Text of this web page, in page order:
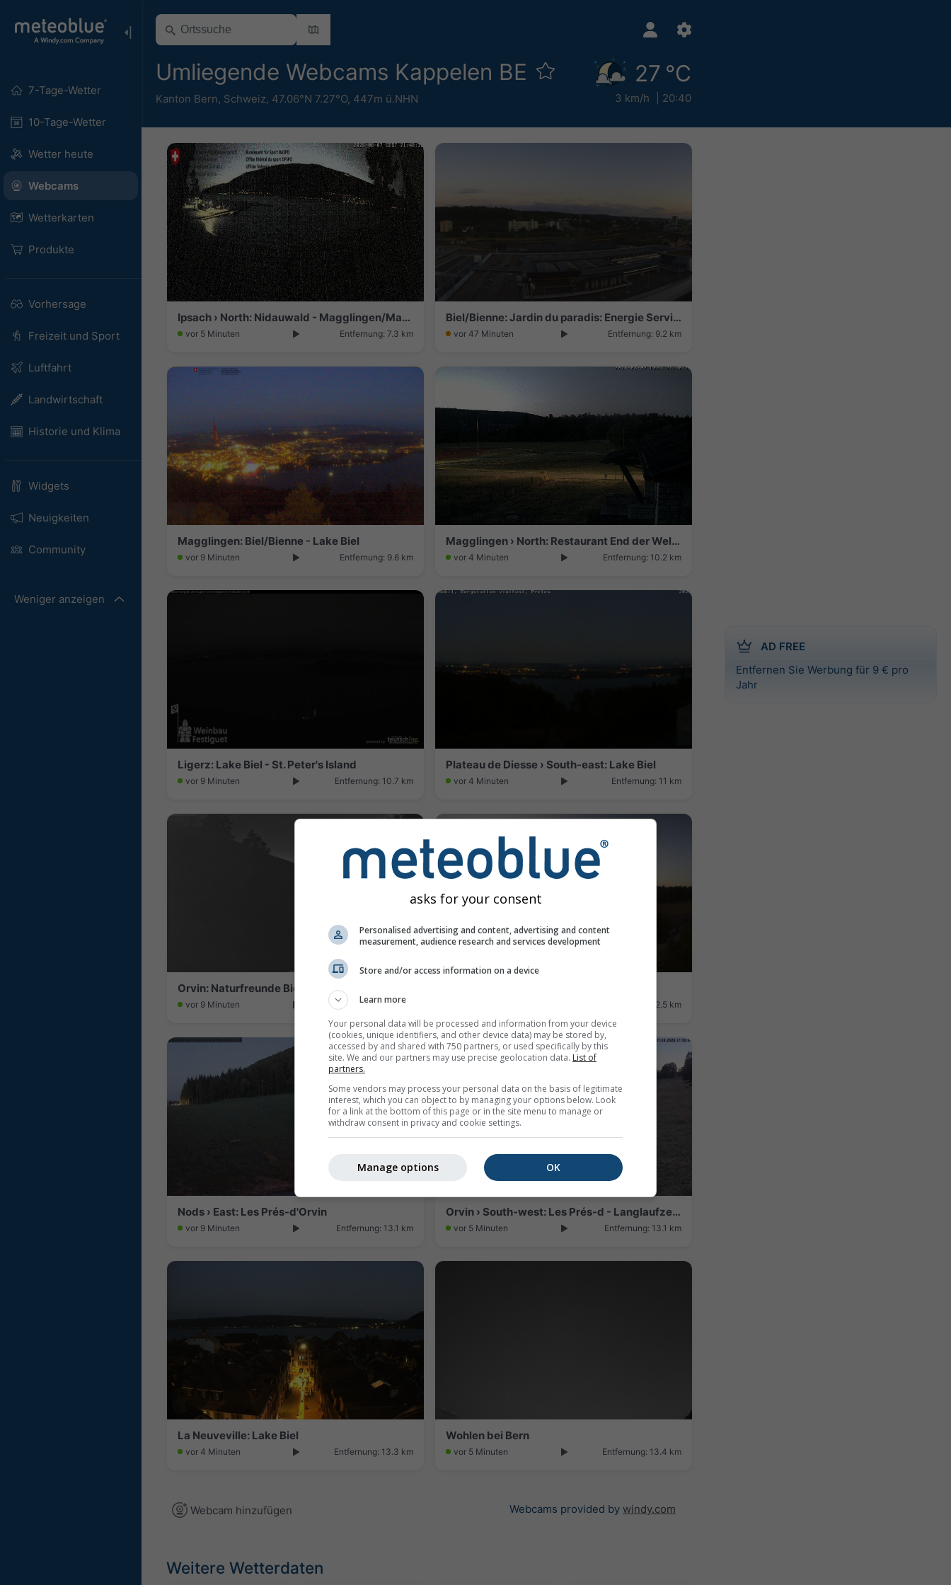
7-Tage-Wetter
10-Tage-Wetter
Wetter heute
Webcams
Wetterkarten
Produkte
Vorhersage
Freizeit und Sport
Luftfahrt
Landwirtschaft
Historie und Klima
Widgets
Neuigkeiten
Community
Weniger anzeigen
Umliegende Webcams Kappelen BE
Kanton Bern, Schweiz, 47.06°N 7.27°O, 447m ü.NHN
27 °C
3 km/h 20:40
AD FREE
Entfernen Sie Werbung für 9 € pro
Jahr
Ipsach › North: Nidauwald - Magglingen/Macolin - Lake Biel
vor 5 Minuten Entfernung: 7.3 km
Biel/Bienne: Jardin du paradis: Energie Service Biel
vor 47 Minuten Entfernung: 9.2 km
Magglingen: Biel/Bienne - Lake Biel
vor 9 Minuten Entfernung: 9.6 km
Magglingen › North: Restaurant End der Welt - Sports facility "End of the World" BASPO
vor 4 Minuten Entfernung: 10.2 km
Ligerz: Lake Biel - St. Peter's Island
vor 9 Minuten Entfernung: 10.7 km
Plateau de Diesse › South-east: Lake Biel
vor 4 Minuten Entfernung: 11 km
Orvin: Naturfreunde Biel
vor 9 Minuten Entfernung: 12.2 km Entfernung: 12.5 km
Nods › East: Les Prés-d'Orvin
vor 9 Minuten Entfernung: 13.1 km
Orvin › South-west: Les Prés-d - Langlaufzentrum: Langlaufzentrum Les Prés-d
vor 5 Minuten Entfernung: 13.1 km
La Neuveville: Lake Biel
vor 4 Minuten Entfernung: 13.3 km
Wohlen bei Bern
vor 5 Minuten Entfernung: 13.4 km
Webcam hinzufügen Webcams provided by windy.com
Weitere Wetterdaten
asks for your consent
Personalised advertising and content, advertising and content
measurement, audience research and services development
Store and/or access information on a device
Learn more
Your personal data will be processed and information from your device
(cookies, unique identifiers, and other device data) may be stored by,
accessed by and shared with 750 partners, or used specifically by this
site. We and our partners may use precise geolocation data. List of
partners.
Some vendors may process your personal data on the basis of legitimate
interest, which you can object to by managing your options below. Look
for a link at the bottom of this page or in the site menu to manage or
withdraw consent in privacy and cookie settings.
OK
Manage options